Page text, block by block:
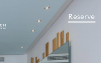
Reserve